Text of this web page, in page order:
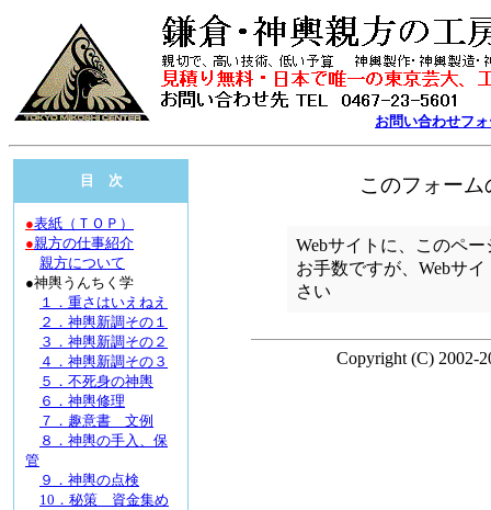
お問い合わせフ
目 次
●表紙（ＴＯＰ）
●親方の仕事紹介
親方について
●神輿うんちく学
１．重さはいえねえ
２．神輿新調その１
３．神輿新調その２
４．神輿新調その３
５．不死身の神輿
６．神輿修理
７．趣意書 文例
８．神輿の手入、保
管
９．神輿の点検
10．秘策 資金集め